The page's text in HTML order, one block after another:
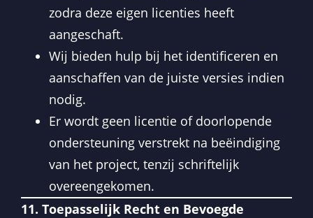
zodra deze eigen licenties heeft
aangeschaft.
Wij bieden hulp bij het identificeren en
aanschaffen van de juiste versies indien
nodig.
Er wordt geen licentie of doorlopende
ondersteuning verstrekt na beëindiging
van het project, tenzij schriftelijk
overeengekomen.
11. Toepasselijk Recht en Bevoegde